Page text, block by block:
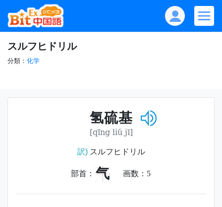
スルフヒドリル
分類： 化学
氢硫基
[qīng liú jī]
訳)スルフヒドリル
部首： 气 画数： 5